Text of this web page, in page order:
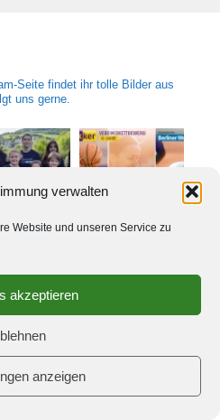
verwalten
Website und unseren Service zu
akzeptieren
anzeigen
Seite findet ihr tolle Bilder aus
uns gerne.
folgen